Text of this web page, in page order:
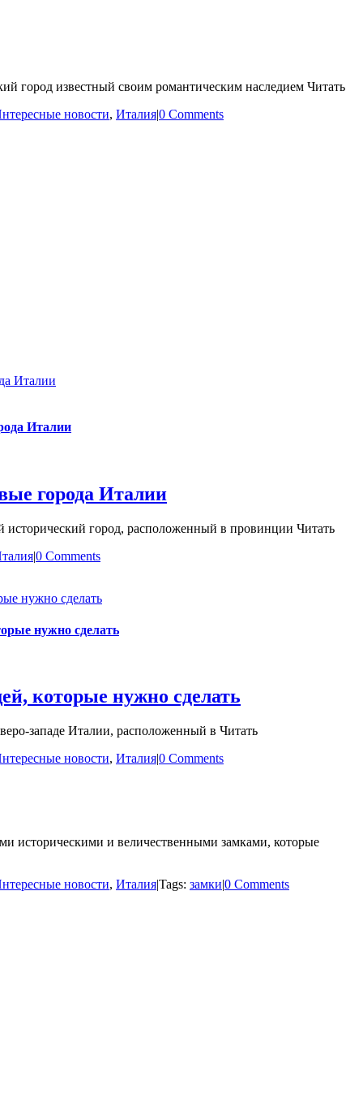
город известный своим романтическим наследием Читать
новости, Италия|0 Comments
Италии
Италии
города Италии
исторический город, расположенный в провинции Читать
|0 Comments
нужно сделать
нужно сделать
которые нужно сделать
западе Италии, расположенный в Читать
новости, Италия|0 Comments
историческими и величественными замками, которые
новости, Италия|Tags: замки|0 Comments